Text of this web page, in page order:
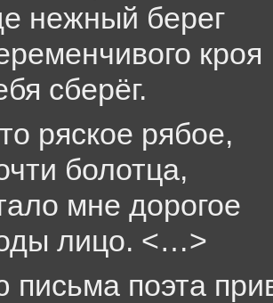
нежный берег
кроя
сберёг.
ряское рябое,
болотца,
мне дорогое
лицо. <…>
письма поэта